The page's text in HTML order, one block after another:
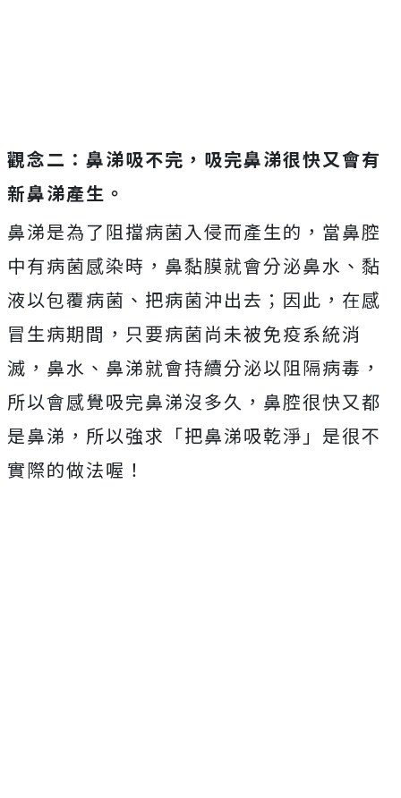
觀念二：鼻涕吸不完，吸完鼻涕很快又會有
新鼻涕產生。
鼻涕是為了阻擋病菌入侵而產生的，當鼻腔
中有病菌感染時，鼻黏膜就會分泌鼻水、黏
液以包覆病菌、把病菌沖出去；因此，在感
冒生病期間，只要病菌尚未被免疫系統消
滅，鼻水、鼻涕就會持續分泌以阻隔病毒，
所以會感覺吸完鼻涕沒多久，鼻腔很快又都
是鼻涕，所以強求「把鼻涕吸乾淨」是很不
實際的做法喔！